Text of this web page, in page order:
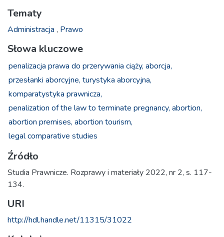
Tematy
Administracja , Prawo
Słowa kluczowe
penalizacja prawa do przerywania ciąży, aborcja,
przesłanki aborcyjne, turystyka aborcyjna,
komparatystyka prawnicza,
penalization of the law to terminate pregnancy, abortion,
abortion premises, abortion tourism,
legal comparative studies
Źródło
Studia Prawnicze. Rozprawy i materiały 2022, nr 2, s. 117-
134.
URI
http://hdl.handle.net/11315/31022